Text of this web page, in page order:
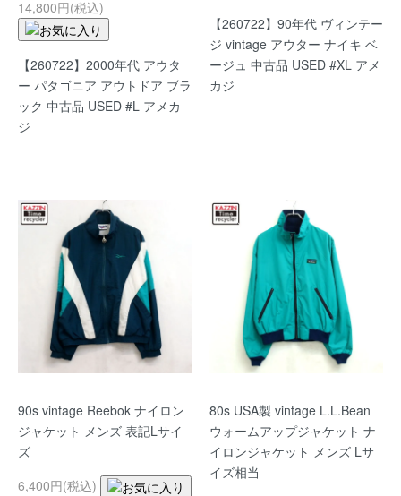
14,800円(税込)
【260722】2000年代 アウタ
ー パタゴニア アウトドア ブラ
ック 中古品 USED #L アメカ
ジ
【260722】90年代 ヴィンテー
ジ vintage アウター ナイキ ベ
ージュ 中古品 USED #XL アメ
カジ
90s vintage Reebok ナイロン
ジャケット メンズ 表記Lサイ
ズ
6,400円(税込)
80s USA製 vintage L.L.Bean
ウォームアップジャケット ナ
イロンジャケット メンズ Lサ
イズ相当